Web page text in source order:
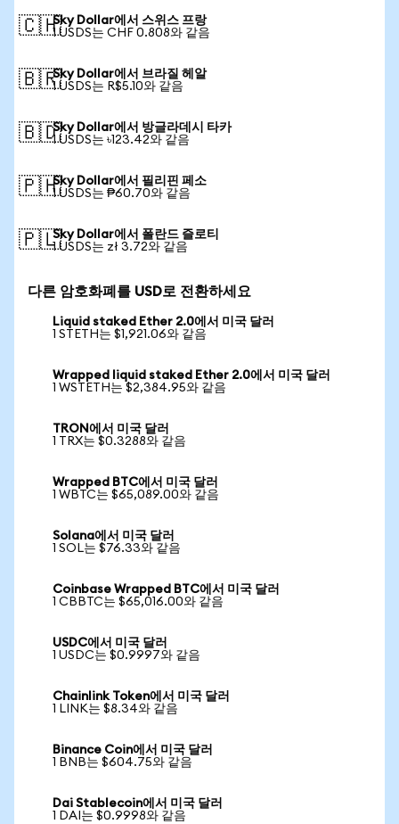
🇨🇭Sky Dollar에서 스위스 프랑
1 USDS는 CHF 0.808와 같음
🇧🇷Sky Dollar에서 브라질 헤알
1 USDS는 R$5.10와 같음
🇧🇩Sky Dollar에서 방글라데시 타카
1 USDS는 ৳123.42와 같음
🇵🇭Sky Dollar에서 필리핀 페소
1 USDS는 ₱60.70와 같음
🇵🇱Sky Dollar에서 폴란드 즐로티
1 USDS는 zł 3.72와 같음
다른 암호화폐를 USD로 전환하세요
Liquid staked Ether 2.0에서 미국 달러
1 STETH는 $1,921.06와 같음
Wrapped liquid staked Ether 2.0에서 미국 달러
1 WSTETH는 $2,384.95와 같음
TRON에서 미국 달러
1 TRX는 $0.3288와 같음
Wrapped BTC에서 미국 달러
1 WBTC는 $65,089.00와 같음
Solana에서 미국 달러
1 SOL는 $76.33와 같음
Coinbase Wrapped BTC에서 미국 달러
1 CBBTC는 $65,016.00와 같음
USDC에서 미국 달러
1 USDC는 $0.9997와 같음
Chainlink Token에서 미국 달러
1 LINK는 $8.34와 같음
Binance Coin에서 미국 달러
1 BNB는 $604.75와 같음
Dai Stablecoin에서 미국 달러
1 DAI는 $0.9998와 같음